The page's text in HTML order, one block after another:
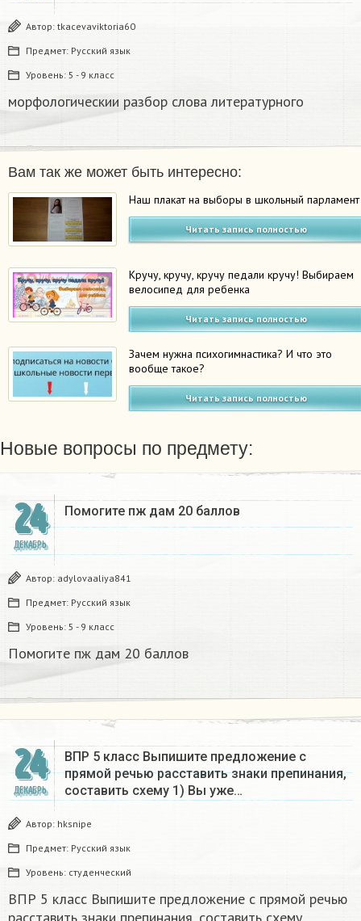
Автор: tkacevaviktoria60
Предмет: Русский язык
Уровень: 5 - 9 класс
морфологическии разбор слова литературного​
Вам так же может быть интересно:
Наш плакат на выборы в школьный парламент
Читать запись полностью
Кручу, кручу, кручу педали кручу! Выбираем
велосипед для ребенка
Читать запись полностью
Зачем нужна психогимнастика? И что это
вообще такое?
Читать запись полностью
Новые вопросы по предмету:
24
ДЕКАБРЬ
Помогите пж дам 20 баллов ​
Автор: adylovaaliya841
Предмет: Русский язык
Уровень: 5 - 9 класс
Помогите пж дам 20 баллов ​
24
ДЕКАБРЬ
ВПР 5 класс Выпишите предложение с
прямой речью расставить знаки препинания,
составить схему 1) Вы уже…
Автор: hksnipe
Предмет: Русский язык
Уровень: студенческий
ВПР 5 класс Выпишите предложение с прямой речью